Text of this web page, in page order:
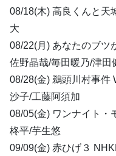
08/18(木) 高良くんと天
大
08/22(月) あなたのブツ
佐野晶哉/毎田暖乃/津田
08/28(金) 鵜頭川村事件
沙子/工藤阿須加
08/05(金) ワンナイト・
柊平/芋生悠
09/09(金) 赤ひげ３